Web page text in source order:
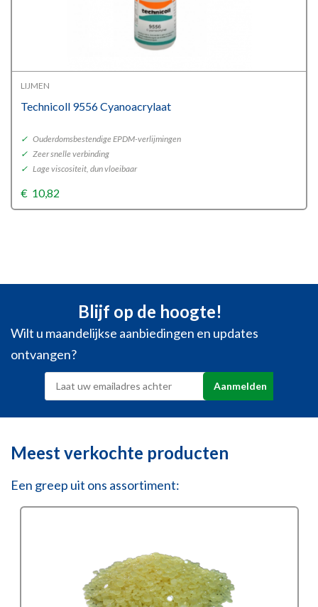
LIJMEN
Technicoll 9556 Cyanoacrylaat
✓ Ouderdomsbestendige EPDM-verlijmingen
✓ Zeer snelle verbinding
✓ Lage viscositeit, dun vloeibaar
€ 10,82
Blijf op de hoogte!
Wilt u maandelijkse aanbiedingen en updates
ontvangen?
Meest verkochte producten
Een greep uit ons assortiment: